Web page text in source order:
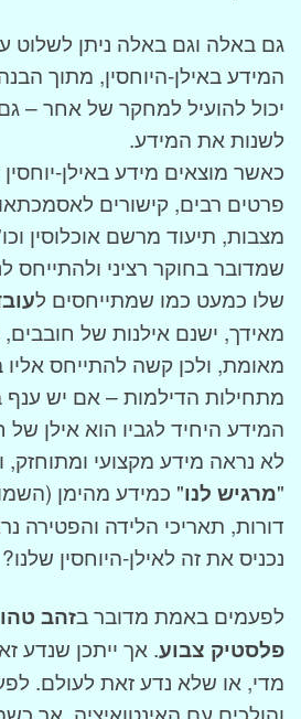
גם באלה וגם באלה ניתן
המידע באילן-היוחסין, מתוך
יכול להועיל למחקר של אחר –
לשנות את המידע.
כאשר מוצאים מידע באילן-
פרטים רבים, קישורים
מצבות, תיעוד מרשם אוכלוסין
שמדובר בחוקר רציני ולהתייחס
שלו כמעט כמו שמתייחסים ל
מאידך, ישנם אילנות של
מאומת, ולכן קשה להתייחס אליו
מתחילות הדילמות – אם יש
המידע היחיד לגביו הוא אילן
לא נראה מידע מקצועי ומתוחזק,
"מרגיש לנו" כמידע מהימן
דורות, תאריכי הלידה והפטירה
נכניס את זה לאילן-היוחסין שלנו?
לפעמים באמת מדובר בזהב
פלסטיק צבוע. אך ייתכן שנדע
מדי, או שלא נדע זאת לעולם.
והולכים עם האינטואיציה, אך